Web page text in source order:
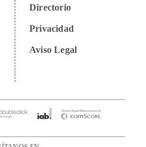
Directorio
Privacidad
Aviso Legal